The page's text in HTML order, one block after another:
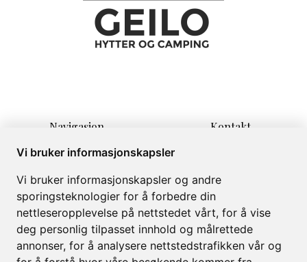
Vi bruker informasjonskapsler
Vi bruker informasjonskapsler og andre
sporingsteknologier for å forbedre din
nettleseropplevelse på nettstedet vårt, for å vise
deg personlig tilpasset innhold og målrettede
annonser, for å analysere nettstedstrafikken vår og
Navigasjon
Hjem
Informasjon
Om
Galleri
Kontakt
info@campinggeilo.no
+47 57999999